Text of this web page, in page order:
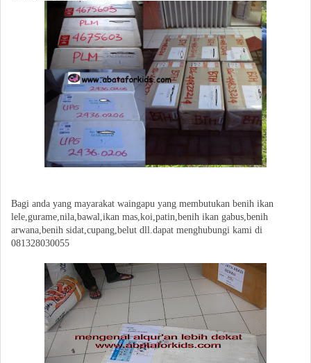
Bagi anda yang mayarakat waingapu yang membutukan benih ikan
lele,gurame,nila,bawal,ikan mas,koi,patin,benih ikan gabus,benih
arwana,benih sidat,cupang,belut dll.dapat menghubungi kami di
081328030055